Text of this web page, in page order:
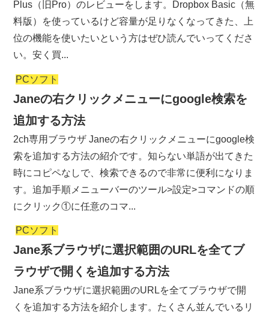
Plus（旧Pro）のレビューをします。Dropbox Basic（無
料版）を使っているけど容量が足りなくなってきた、上
位の機能を使いたいという方はぜひ読んでいってくださ
い。安く買...
PCソフト
Janeの右クリックメニューにgoogle検索を
追加する方法
2ch専用ブラウザ Janeの右クリックメニューにgoogle検
索を追加する方法の紹介です。知らない単語が出てきた
時にコピペなしで、検索できるので非常に便利になりま
す。追加手順メニューバーのツール>設定>コマンドの順
にクリック①に任意のコマ...
PCソフト
Jane系ブラウザに選択範囲のURLを全てブ
ラウザで開くを追加する方法
Jane系ブラウザに選択範囲のURLを全てブラウザで開
くを追加する方法を紹介します。たくさん並んでいるリ